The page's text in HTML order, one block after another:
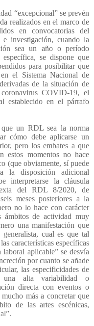
“excepcional” se prevén
realizados en el marco de
en convocatorias del
e investigación, cuando la
sea un año o período
se dispone que
para posibilitar que
el Sistema Nacional de
de la situación de
COVID-19, el
establecido en el párrafo
un RDL sea la norma
cómo debe aplicarse un
pero los embates a que
estos momentos no hace
(que obviamente, sí puede
la disposición adicional
interpretarse la cláusula
del RDL 8/2020, de
meses posteriores a la
no lo hace con carácter
ámbitos de actividad muy
una manifestación que
generalista, cual es que tal
características específicas
aplicable” se desvía
por cuanto se añade
las especificidades de
una alta variabilidad o
directa con eventos o
más a concretar que
de las artes escénicas,